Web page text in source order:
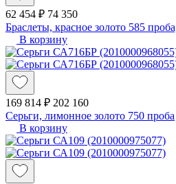
62 454 ₽ 74 350
Браслеты, красное золото 585
В корзину
169 814 ₽ 202 160
Серьги, лимонное золото 750 проба
В корзину